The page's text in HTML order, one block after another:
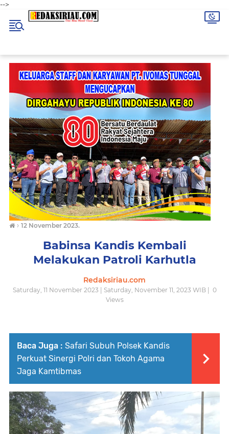
-->
› 12 November 2023.
Babinsa Kandis Kembali
Melakukan Patroli Karhutla
Redaksiriau.com
Saturday, 11 November 2023 | Saturday, November 11, 2023 WIB |
0
Views
Baca Juga : Safari Subuh Polsek Kandis
Perkuat Sinergi Polri dan Tokoh Agama
Jaga Kamtibmas